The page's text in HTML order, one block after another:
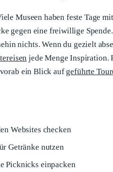
Museen haben feste Tage
gegen eine freiwillige
nichts. Wenn du gezielt
jede Menge Inspiration.
ein Blick auf geführte
Websites checken
Getränke nutzen
Picknicks einpacken